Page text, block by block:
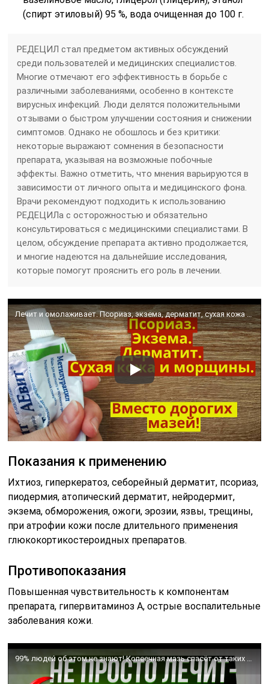
(спирт этиловый) 95 %, вода очищенная до 100 г.
РЕДЕЦИЛ стал предметом активных обсуждений
среди пользователей и медицинских специалистов.
Многие отмечают его эффективность в борьбе с
различными заболеваниями, особенно в контексте
вирусных инфекций. Люди делятся положительными
отзывами о быстром улучшении состояния и снижении
симптомов. Однако не обошлось и без критики:
некоторые выражают сомнения в безопасности
препарата, указывая на возможные побочные
эффекты. Важно отметить, что мнения варьируются в
зависимости от личного опыта и медицинского фона.
Врачи рекомендуют подходить к использованию
РЕДЕЦИЛа с осторожностью и обязательно
консультироваться с медицинскими специалистами. В
целом, обсуждение препарата активно продолжается,
и многие надеются на дальнейшие исследования,
которые помогут прояснить его роль в лечении.
Лечит и омолаживает. Псориаз, экзема, дерматит, сухая кожа и морщины!
Показания к применению
Ихтиоз, гиперкератоз, себорейный дерматит, псориаз,
пиодермия, атопический дерматит, нейродермит,
экзема, обморожения, ожоги, эрозии, язвы, трещины,
при атрофии кожи после длительного применения
глюкокортикостероидных препаратов.
Противопоказания
Повышенная чувствительность к компонентам
препарата, гипервитаминоз A, острые воспалительные
заболевания кожи.